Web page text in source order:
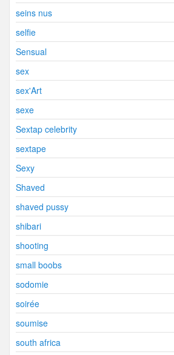
seins nus
selfie
Sensual
sex
sex'Art
sexe
Sextap celebrity
sextape
Sexy
Shaved
shaved pussy
shibari
shooting
small boobs
sodomie
soirée
soumise
south africa